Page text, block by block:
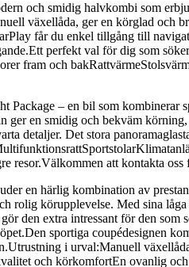
och smidig halvkombi som
växellåda, ger en körglad
får du enkel tillgång till
perfekt val för dig som
fram och
– en bil som
en smidig och bekväm
detaljer. Det stora
resor.Välkommen att kontakta
en härlig kombination av
rolig körupplevelse. Med sina
den extra intressant för den
sportiga coupédesignen
i urval:Manuell
och körkomfortEn ovanlig